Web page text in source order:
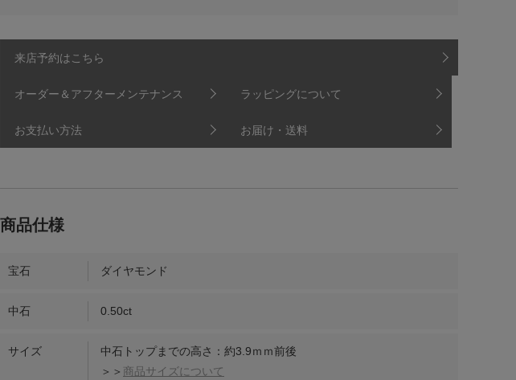
来店予約はこちら
オーダー＆アフターメンテナンス ラッピングについて
お支払い方法 お届け・送料
宝石 ダイヤモンド
中石 0.50ct
サイズ
中石トップまでの高さ：約3.9ｍｍ前後
＞＞ 商品サイズについて